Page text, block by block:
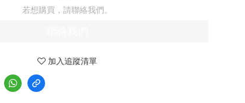
若想購買，請聯絡我們。
加入追蹤清單